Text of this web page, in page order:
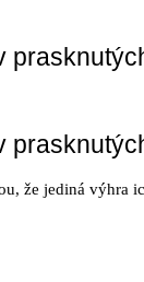
že jediná